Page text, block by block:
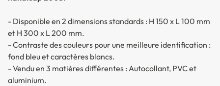
- Disponible en 2 dimensions standards : H 150 x L 100 mm
et H 300 x L 200 mm.
- Contraste des couleurs pour une meilleure identification :
fond bleu et caractères blancs.
- Vendu en 3 matières différentes : Autocollant, PVC et
aluminium.